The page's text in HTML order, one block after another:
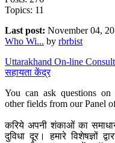
Topics: 11
Last post: November 04,
Who Wi... by rbrbist
Uttarakhand On-line
सहायता केंद्र
You can ask questions on
other fields from our Panel
करिये अपनी शंकाओं का
दुविधा दूर। हमारे विशेषज्ञों